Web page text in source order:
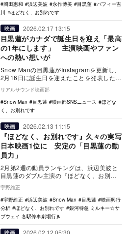
岡田惠和
浜辺美波 永作博美 目黒蓮
バフィー吉
川
ほどなく、お別れです
映画 2026.02.17 13:15
目黒蓮がカナダで誕生日を迎え「最高
の1年にします」 主演映画やファン
への熱い想いが
Snow Manの目黒蓮がInstagramを更新し、
2月16日に誕生日を迎えたことを発表した。
投稿された写真は2025年…
リアルサウンド映画部
Snow Man
目黒蓮 映画部SNSニュース
ほどな
く、お別れです
映画 2026.02.13 11:15
『ほどなく、お別れです』久々の実写
日本映画1位に 安定の「目黒蓮の動
員力」
2月第2週の動員ランキングは、浜辺美波と
目黒蓮のダブル主演の『ほどなく、お別れ
です』がオープニング3日間で動員45万
4100人、…
宇野維正
宇野維正
浜辺美波 Snow Man 目黒蓮
映画興行
分析
ほどなく、お別れです
銀河特急 ミルキー☆サ
ブウェイ 各駅停車劇場行き
映画 2026.02.12 05:30